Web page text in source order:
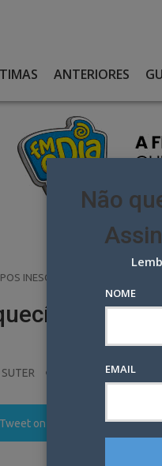
ANTERIORES
INESQUECÍVEIS’, 2. POR
2.
Tweet on Twitter
Não
NOME
EMAIL